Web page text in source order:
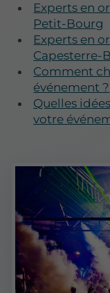
Experts en
Petit-Bourg
Experts en
Capesterre-
Comment
événement ?
Quelles
votre